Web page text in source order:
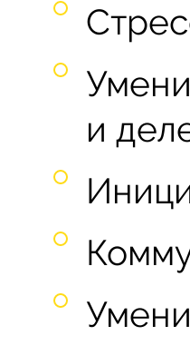
и